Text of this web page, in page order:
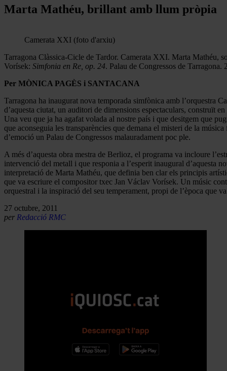
Marta Mathéu, brillant amb llum pròpia
Camerata XXI (foto d'arxiu)
Tarragona Clàssica-Cicle de Tardor. Camerata XXI. Marta Mathéu,
Vorísek: Simfonia en Re, op. 24. Palau de Congressos de Tarragona.
Per MÒNICA PAGÈS i SANTACANA
Tarragona ha inaugurat nova temporada simfònica amb l’orquestra
d’aquesta ciutat, un auditori de dimensions espectaculars, construït
Una veu que ja ha agafat volada al nostre país i que desitgem que
que aconseguia les transparències que demana el misteri de la
d’emoció un Palau de Congressos malauradament poc ple.
A més d’aquesta obra mestra de Berlioz, el programa va incloure
intervenció del metall i que responia a l’esperit inaugural d’aquesta
interpretació de Marta Mathéu, que definia ben clar els principis
que va escriure el compositor txec Jan Václav Vorísek. Un músic
orquestral i la inspiració del seu temperament, propi de l’època que
27 octubre, 2011
per Redacció RMC